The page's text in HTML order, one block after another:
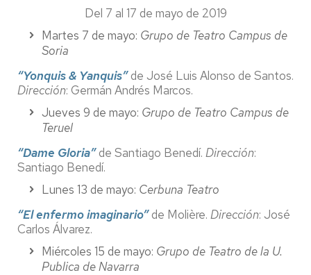
Del 7 al 17 de mayo de 2019
Martes 7 de mayo: Grupo de Teatro Campus de
Soria
“Yonquis & Yanquis”de José Luis Alonso de Santos.
Dirección: Germán Andrés Marcos.
Jueves 9 de mayo: Grupo de Teatro Campus de
Teruel
“Dame Gloria”de Santiago Benedí. Dirección:
Santiago Benedí.
Lunes 13 de mayo: Cerbuna Teatro
“El enfermo imaginario”de Molière. Dirección: José
Carlos Álvarez.
Miércoles 15 de mayo: Grupo de Teatro de la U.
Publica de Navarra